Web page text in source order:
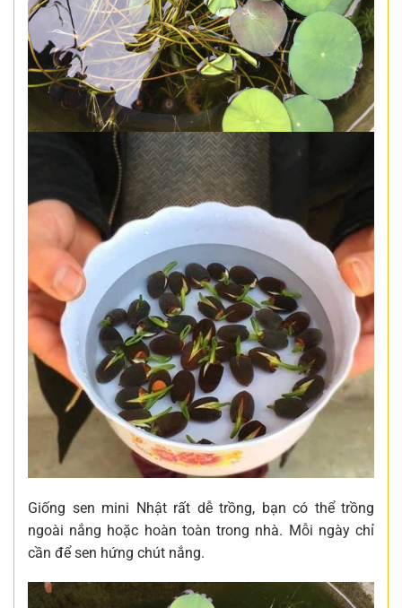
Giống sen mini Nhật rất dễ trồng, bạn có thể trồng
ngoài nắng hoặc hoàn toàn trong nhà. Mỗi ngày chỉ
cần để sen hứng chút nắng.